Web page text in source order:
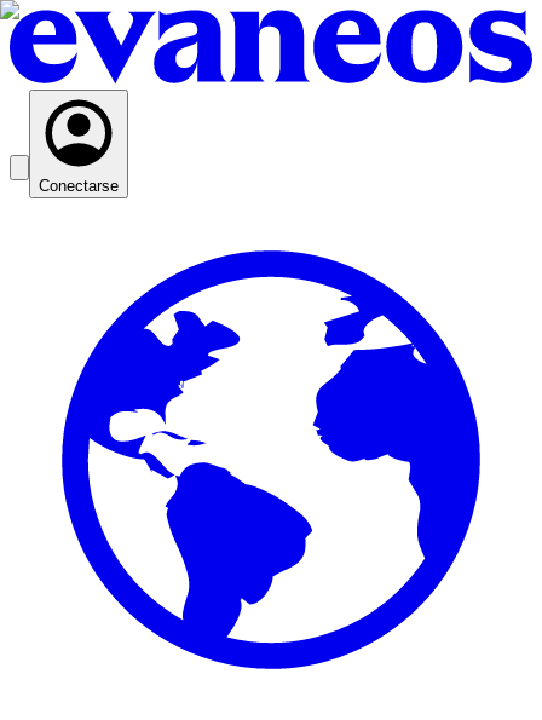
Conectarse